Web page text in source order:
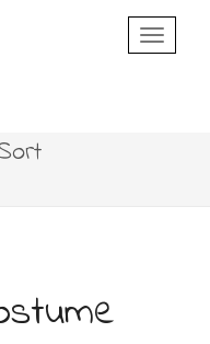
Toggle